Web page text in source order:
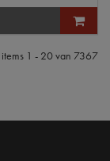
1 - 20van 7367